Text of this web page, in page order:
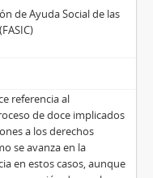
de Ayuda Social de las
referencia al
de doce implicados
a los derechos
se avanza en la
en estos casos, aunque